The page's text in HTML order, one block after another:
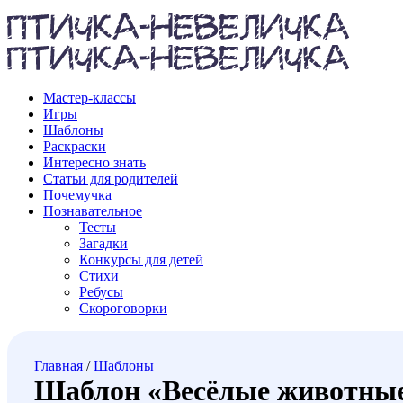
Мастер-классы
Игры
Шаблоны
Раскраски
Интересно знать
Статьи для родителей
Почемучка
Познавательное
Тесты
Загадки
Конкурсы для детей
Стихи
Ребусы
Скороговорки
Главная /Шаблоны
Шаблон «Весёлые